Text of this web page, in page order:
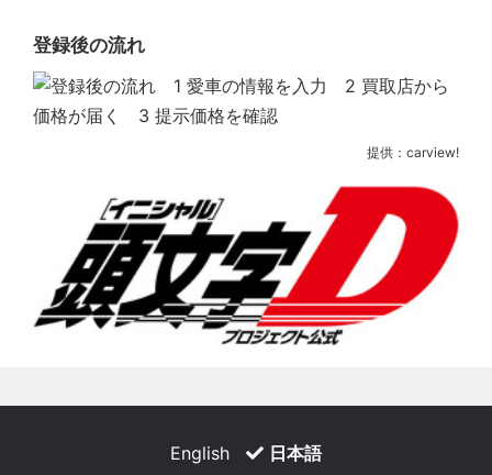
登録後の流れ
提供：carview!
English 日本語